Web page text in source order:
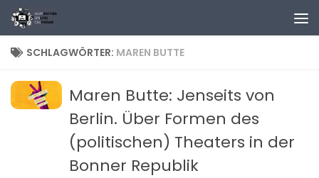
Zum Inhalt springen
SCHLAGWÖRTER: MAREN BUTTE
Maren Butte: Jenseits von
Berlin. Über Formen des
(politischen) Theaters in der
Bonner Republik